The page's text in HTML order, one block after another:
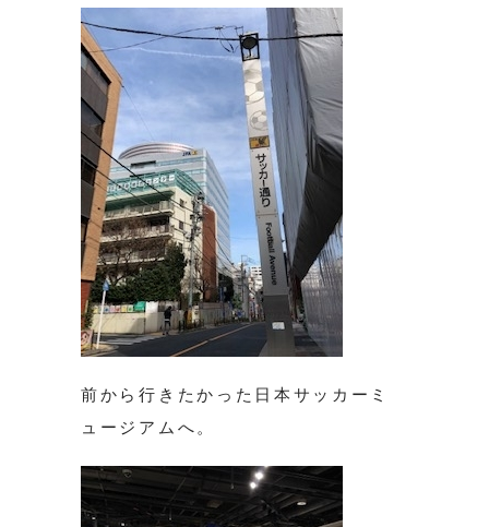
前から行きたかった日本サッカーミ
ュージアムへ。